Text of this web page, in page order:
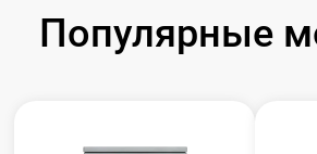
Популярные